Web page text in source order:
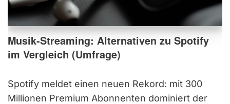
Musik-Streaming: Alternativen zu Spotify
im Vergleich (Umfrage)
Spotify meldet einen neuen Rekord: mit 300
Millionen Premium Abonnenten dominiert der